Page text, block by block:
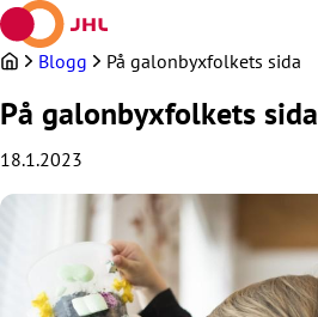
Hoppa
till
innehållet
Blogg På galonbyxfolkets sida
På galonbyxfolkets sida
18.1.2023